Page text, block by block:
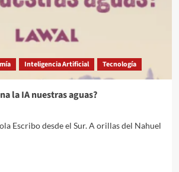
Inteligencia Artificial Tecnología
la IA nuestras aguas?
Escribo desde el Sur. A orillas del Nahuel